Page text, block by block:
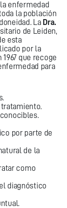
enfermedad
la población
La Dra.
de Leiden,
esta
por la
que recoge
para
por parte de
de la
como
diagnóstico